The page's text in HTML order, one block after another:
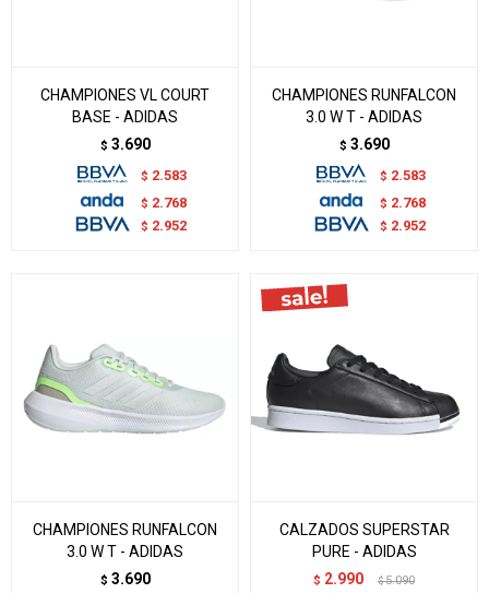
CHAMPIONES VL COURT
BASE - ADIDAS
$ 3.690
$ 2.583
$ 2.768
$ 2.952
CHAMPIONES RUNFALCON
3.0 W T - ADIDAS
$ 3.690
$ 2.583
$ 2.768
$ 2.952
CHAMPIONES RUNFALCON
3.0 W T - ADIDAS
$ 3.690
CALZADOS SUPERSTAR
PURE - ADIDAS
$ 2.990 $ 5.090